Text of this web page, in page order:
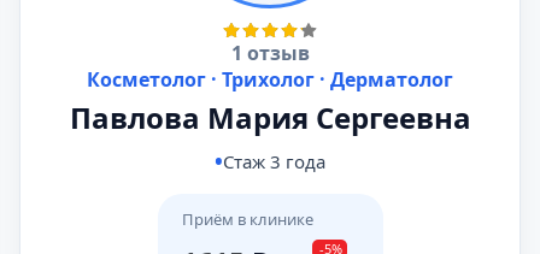
1 отзыв
Косметолог · Трихолог · Дерматолог
Павлова Мария Сергеевна
Стаж 3 года
Приём в клинике
-5%